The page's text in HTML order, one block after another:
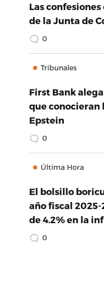
Las
de la Junta de
0
Tribunales
First Bank
que conocieran
Epstein
0
Última Hora
El bolsillo
año fiscal
de 4.2% en la
0